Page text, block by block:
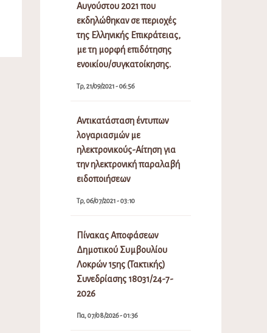
Αυγούστου 2021 που
εκδηλώθηκαν σε περιοχές
της Ελληνικής Επικράτειας,
με τη μορφή επιδότησης
ενοικίου/συγκατοίκησης.
Τρ, 21/09/2021 - 06:56
Αντικατάσταση έντυπων
λογαριασμών με
ηλεκτρονικούς-Αίτηση για
την ηλεκτρονική παραλαβή
ειδοποιήσεων
Τρ, 06/07/2021 - 03:10
Πίνακας Αποφάσεων
Δημοτικού Συμβουλίου
Λοκρών 15ης (Τακτικής)
Συνεδρίασης 18031/24-7-
2026
Πα, 07/08/2026 - 01:36